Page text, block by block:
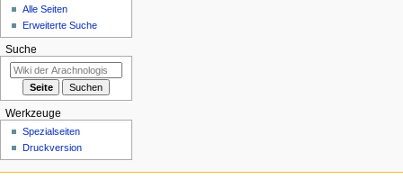
Alle Seiten
Erweiterte Suche
Suche
Werkzeuge
Spezialseiten
Druckversion